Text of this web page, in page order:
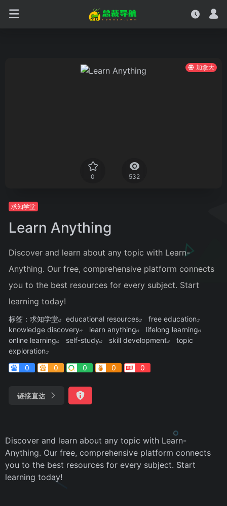
加拿大
0 532
求知学堂
Learn Anything
Discover and learn about any topic with Learn-
Anything. Our free, comprehensive platform connects
you to the best resources for every subject. Start
learning today!
标签： 求知学堂 educational resources
free education
knowledge discovery
learn anything
lifelong learning
online learning
self-study skill development
topic
exploration
0
0 0 0 0
链接直达
Discover and learn about any topic with Learn-
Anything. Our free, comprehensive platform connects
you to the best resources for every subject. Start
learning today!